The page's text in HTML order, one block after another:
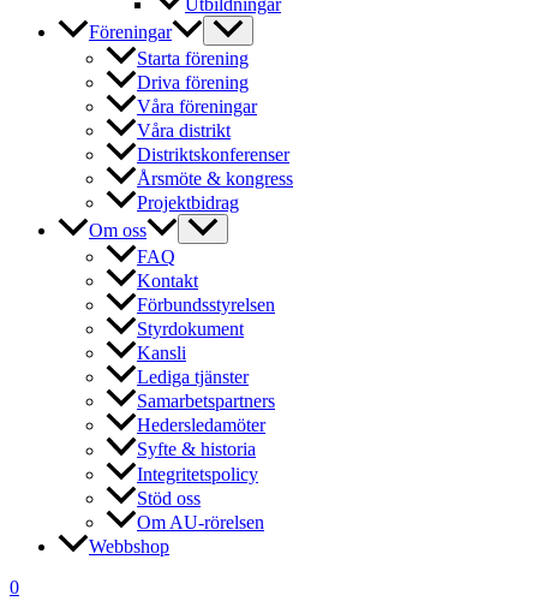
Utbildningar
Föreningar
Starta förening
Driva förening
Våra föreningar
Våra distrikt
Distriktskonferenser
Årsmöte & kongress
Projektbidrag
Om oss
FAQ
Kontakt
Förbundsstyrelsen
Styrdokument
Kansli
Lediga tjänster
Samarbetspartners
Hedersledamöter
Syfte & historia
Integritetspolicy
Stöd oss
Om AU-rörelsen
Webbshop
0